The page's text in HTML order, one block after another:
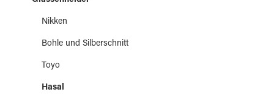
Nikken
Bohle und Silberschnitt
Toyo
Hasal